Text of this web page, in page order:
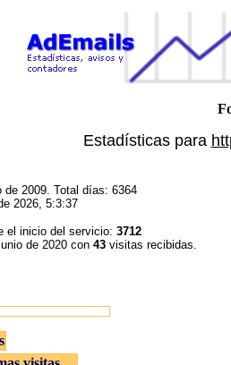
Estadísticas para
2009. Total días: 6364
2026, 5:3:37
el inicio del servicio: 3712
de 2020 con 43 visitas recibidas.